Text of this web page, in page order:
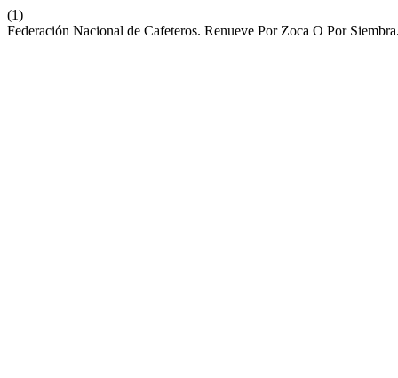
(1)
Federación Nacional de Cafeteros. Renueve Por Zoca O Por